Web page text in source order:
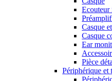
Ecouteur
Casque
Casque
Ear
Pièce
Périphérique et